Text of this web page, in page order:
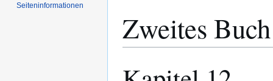
Zweites
Seiten­­informationen